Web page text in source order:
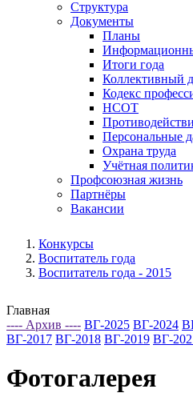
Структура
Документы
Планы
Итоги года
Коллективный
Кодекс
НСОТ
Персональные
Охрана труда
Учётная
Профсоюзная жизнь
Партнёры
Вакансии
Конкурсы
Воспитатель года
Воспитатель года - 2015
Главная
---- Архив ---- ВГ-2025 ВГ-2024
ВГ-2017 ВГ-2018 ВГ-2019 ВГ-
Фотогалерея